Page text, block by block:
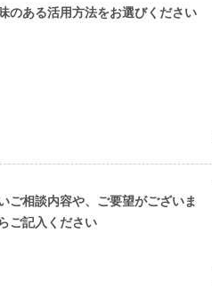
のある活用方法をお選びください
ご相談内容や、ご要望がございま
ご記入ください